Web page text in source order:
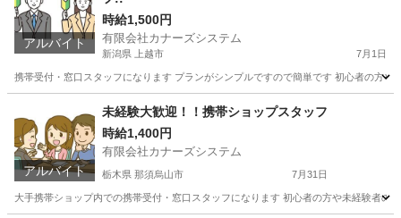
アルバイト
時給1,500円
有限会社カナーズシステム
新潟県 上越市 7月1日
携帯受付・窓口スタッフになります プランがシンプルですので簡単です 初心者の方
携帯ショップ スタッフ
アルバイト
未経験大歓迎！！携帯ショップスタッフ
時給1,400円
有限会社カナーズシステム
栃木県 那須烏山市 7月31日
大手携帯ショップ内での携帯受付・窓口スタッフになります 初心者の方や未経験者